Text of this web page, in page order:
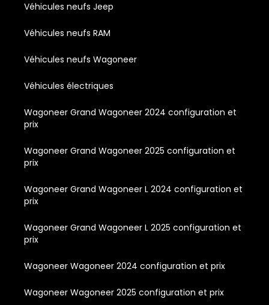
Véhicules neufs Jeep
Véhicules neufs RAM
Véhicules neufs Wagoneer
Véhicules électriques
Wagoneer Grand Wagoneer 2024 configuration et
prix
Wagoneer Grand Wagoneer 2025 configuration et
prix
Wagoneer Grand Wagoneer L 2024 configuration et
prix
Wagoneer Grand Wagoneer L 2025 configuration et
prix
Wagoneer Wagoneer 2024 configuration et prix
Wagoneer Wagoneer 2025 configuration et prix